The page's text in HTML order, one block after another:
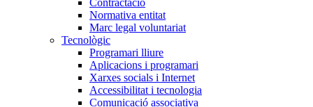
Contractació
Normativa entitat
Marc legal voluntariat
Tecnològic
Programari lliure
Aplicacions i programari
Xarxes socials i Internet
Accessibilitat i tecnologia
Comunicació associativa